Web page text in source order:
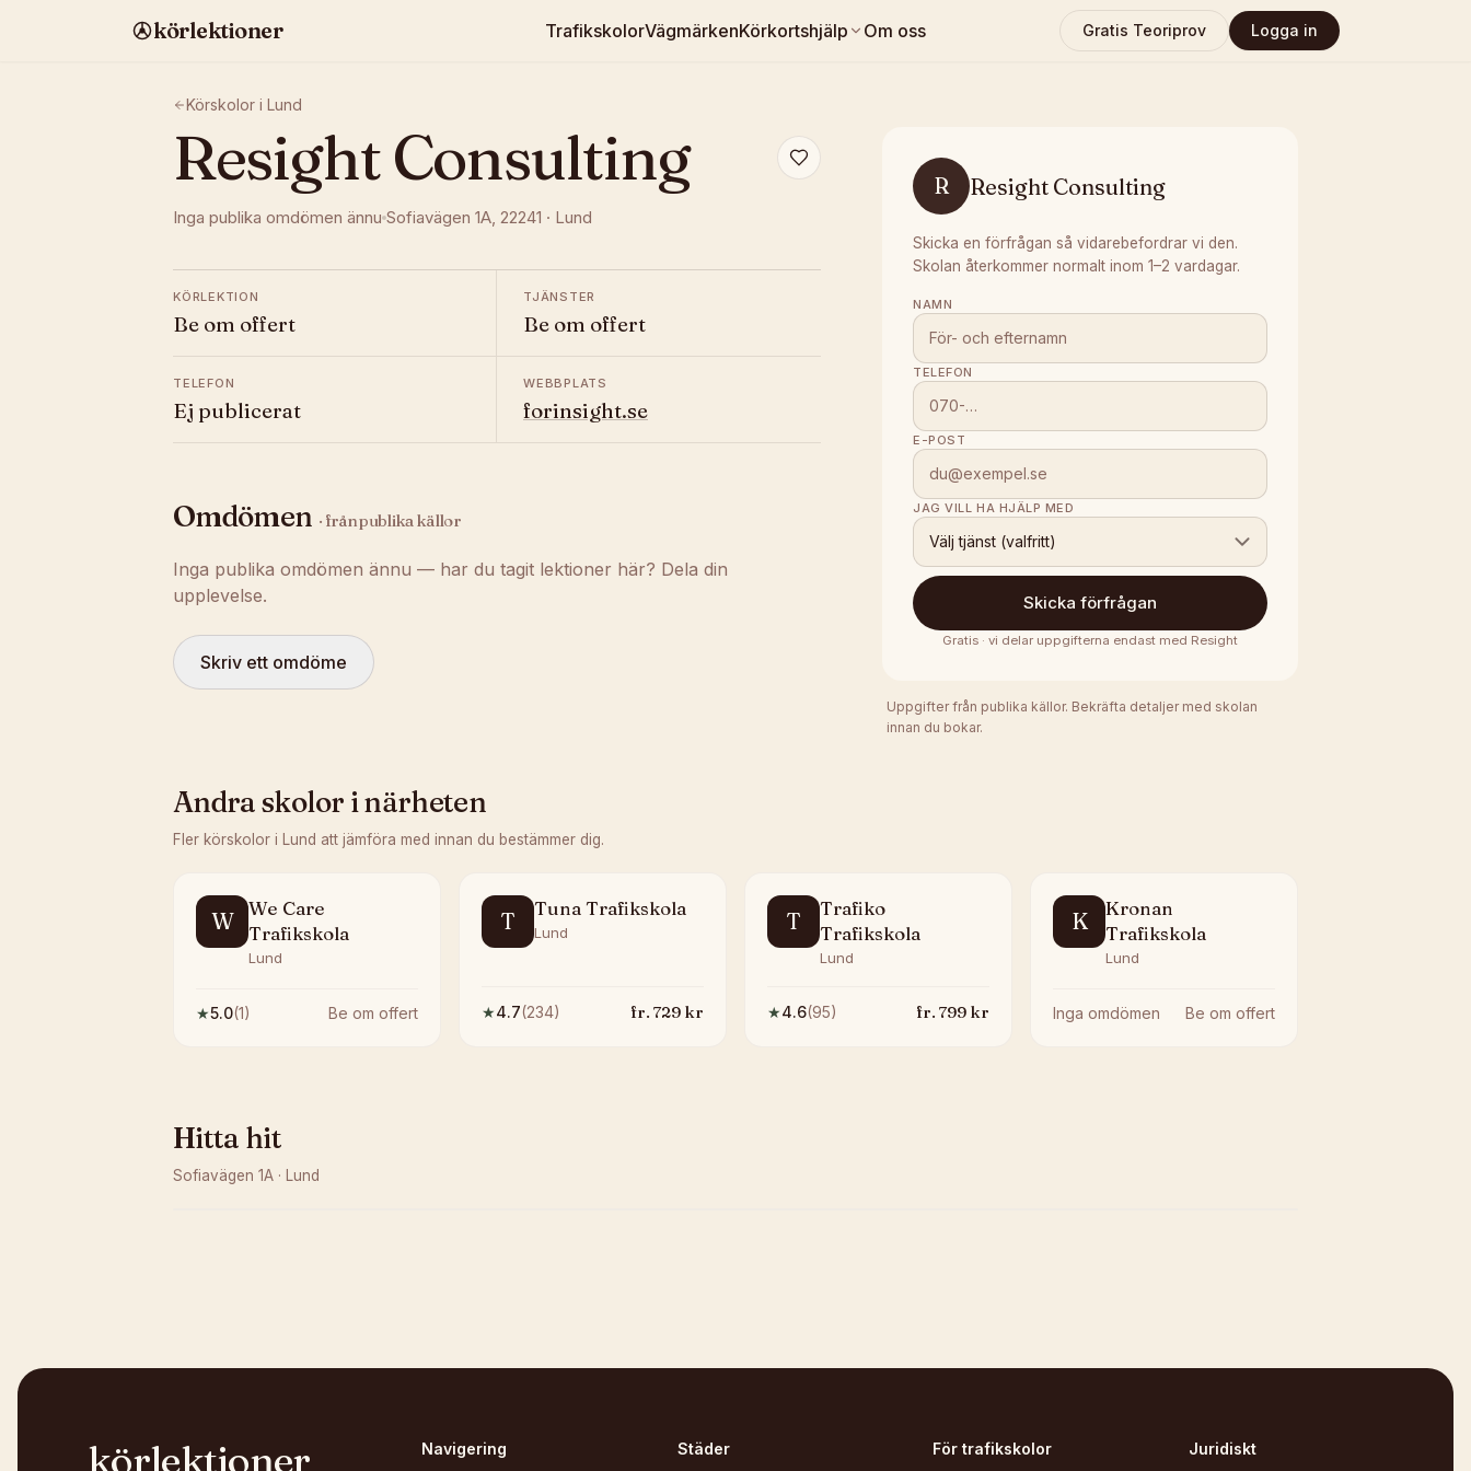
körlektioner TrafikskolorVägmärkenKörkortshjälp Om oss Gratis Teoriprov Logga in
Körskolor i Lund
Resight Consulting
Inga publika omdömen ännu Sofiavägen 1A, 22241 · Lund
KÖRLEKTION
Be om offert
TJÄNSTER
Be om offert
TELEFON
Ej publicerat
WEBBPLATS
forinsight.se
Omdömen · från publika källor
Inga publika omdömen ännu — har du tagit lektioner här? Dela din
upplevelse.
Skriv ett omdöme
R Resight Consulting
Skicka en förfrågan så vidarebefordrar vi den.
Skolan återkommer normalt inom 1–2 vardagar.
NAMN
TELEFON
E-POST
JAG VILL HA HJÄLP MED
Välj tjänst (valfritt)
Skicka förfrågan
Gratis · vi delar uppgifterna endast med Resight
Uppgifter från publika källor. Bekräfta detaljer med skolan
innan du bokar.
Andra skolor i närheten
Fler körskolor i Lund att jämföra med innan du bestämmer dig.
W
We Care
Trafikskola
Lund
★5.0(1) Be om offert
T Tuna Trafikskola
Lund
★4.7(234) fr. 729 kr
T
Trafiko
Trafikskola
Lund
★4.6(95) fr. 799 kr
K
Kronan
Trafikskola
Lund
Inga omdömen Be om offert
Hitta hit
Sofiavägen 1A · Lund
körlektioner Navigering Städer För trafikskolor Juridiskt